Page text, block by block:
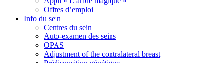
Offres d’emploi
Info du sein
Centres du sein
Auto-examen des seins
OPAS
Adjustment of the contralateral breast